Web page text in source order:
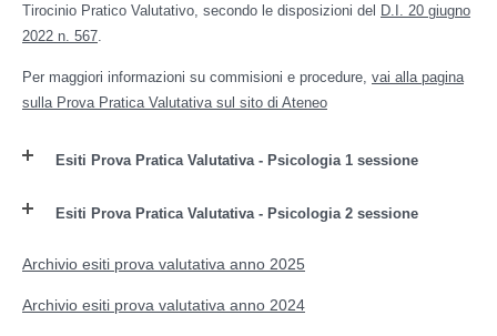
Tirocinio Pratico Valutativo, secondo le disposizioni del D.I. 20 giugno
2022 n. 567
Per maggiori informazioni su commisioni e procedure, vai alla pagina
sulla Prova Pratica Valutativa sul sito di Ateneo
Esiti Prova Pratica Valutativa - Psicologia 1 sessione
Esiti Prova Pratica Valutativa - Psicologia 2 sessione
Archivio esiti prova valutativa anno 2025
Archivio esiti prova valutativa anno 2024